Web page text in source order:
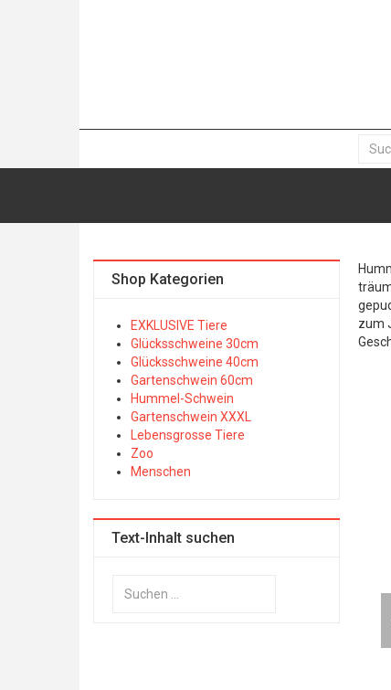
zum
Shop Kategorien
EXKLUSIVE Tiere
Glücksschweine 30cm
Glücksschweine 40cm
Gartenschwein 60cm
Hummel-Schwein
Gartenschwein XXXL
Lebensgrosse Tiere
Zoo
Menschen
Text-Inhalt suchen